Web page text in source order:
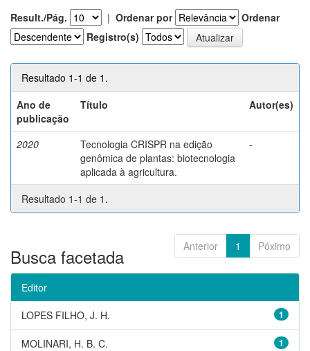
Result./Pág. | Ordenar por
Ordenar
Registro(s)
Resultado 1-1 de 1.
Ano de
publicação
Título Autor(es)
2020
Tecnologia CRISPR na edição
genômica de plantas: biotecnologia
aplicada à agricultura.
-
Resultado 1-1 de 1.
Anterior 1 Póximo
Busca facetada
Editor
1
LOPES FILHO, J. H.
1
MOLINARI, H. B. C.